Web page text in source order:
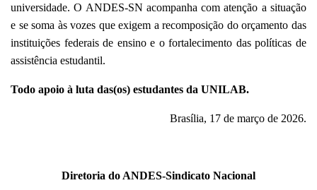
universidade. O ANDES-SN acompanha com atenção a situação
e se soma às vozes que exigem a recomposição do orçamento das
instituições federais de ensino e o fortalecimento das políticas de
assistência estudantil.
Todo apoio à luta das(os) estudantes da UNILAB.
Brasília, 17 de março de 2026.
Diretoria do ANDES-Sindicato Nacional